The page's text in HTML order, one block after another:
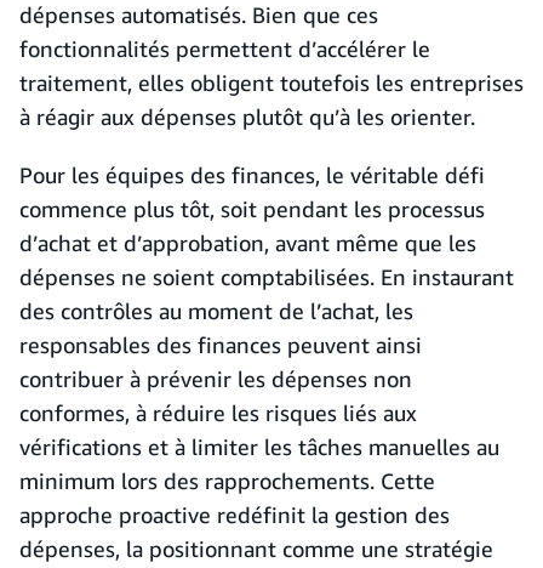
dépenses automatisés. Bien que ces
fonctionnalités permettent d’accélérer le
traitement, elles obligent toutefois les entreprises
à réagir aux dépenses plutôt qu’à les orienter.
Pour les équipes des finances, le véritable défi
commence plus tôt, soit pendant les processus
d’achat et d’approbation, avant même que les
dépenses ne soient comptabilisées. En instaurant
des contrôles au moment de l’achat, les
responsables des finances peuvent ainsi
contribuer à prévenir les dépenses non
conformes, à réduire les risques liés aux
vérifications et à limiter les tâches manuelles au
minimum lors des rapprochements. Cette
approche proactive redéfinit la gestion des
dépenses, la positionnant comme une stratégie